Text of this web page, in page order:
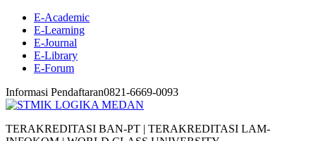
E-Academic
E-Learning
E-Journal
E-Library
E-Forum
Informasi Pendaftaran0821-6669-0093
TERAKREDITASI BAN-PT | TERAKREDITASI LAM-